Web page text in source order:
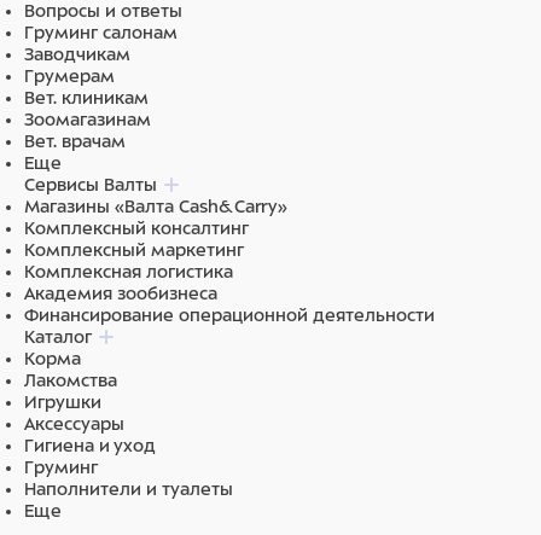
Вопросы и ответы
Груминг салонам
Заводчикам
Грумерам
Вет. клиникам
Зоомагазинам
Вет. врачам
Еще
Сервисы Валты
Магазины «Валта Cash&Carry»
Комплексный консалтинг
Комплексный маркетинг
Комплексная логистика
Академия зообизнеса
Финансирование операционной деятельности
Каталог
Корма
Лакомства
Игрушки
Аксессуары
Гигиена и уход
Груминг
Наполнители и туалеты
Еще